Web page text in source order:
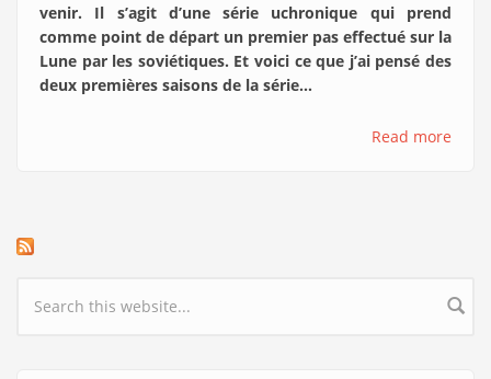
venir. Il s’agit d’une série uchronique qui prend
comme point de départ un premier pas effectué sur la
Lune par les soviétiques. Et voici ce que j’ai pensé des
deux premières saisons de la série…
Read more
Search form